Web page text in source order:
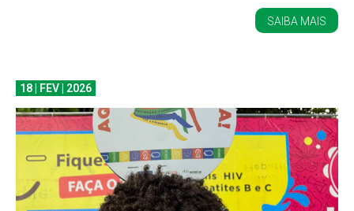
SAIBA MAIS
18 | FEV | 2026